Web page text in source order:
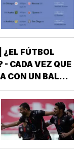
¿EL FÚTBOL
- CADA VEZ QUE
CON UN BALÓN
*DETRÁS DE
LA LLEVÓ AL